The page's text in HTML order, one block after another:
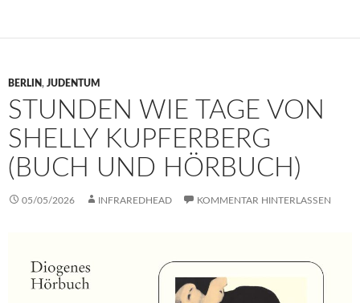
BERLIN, JUDENTUM
STUNDEN WIE TAGE VON
SHELLY KUPFERBERG
(BUCH UND HÖRBUCH)
05/05/2026 INFRAREDHEAD KOMMENTAR HINTERLASSEN